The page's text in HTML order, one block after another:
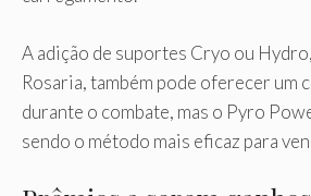
A adição de suportes Cryo ou
Rosaria, também pode oferecer um
durante o combate, mas o Pyro
sendo o método mais eficaz para